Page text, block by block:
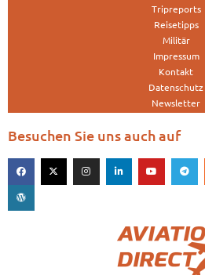
Tripreports
Reisetipps
Militär
Impressum
Kontakt
Datenschutz
Newsletter
Besuchen Sie uns auch auf